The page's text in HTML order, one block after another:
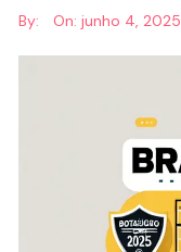
By: On:junho 4, 2025